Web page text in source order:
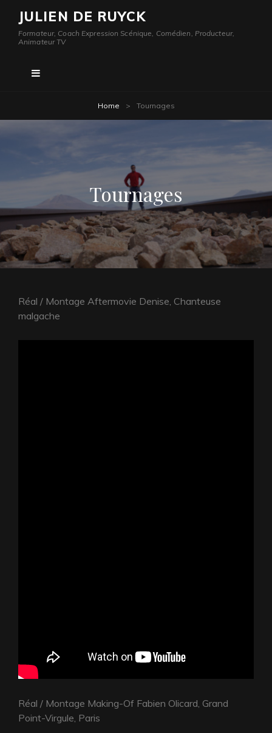
JULIEN DE RUYCK
Formateur, Coach Expression Scénique, Comédien, Producteur,
Animateur TV
Home > Tournages
Tournages
Réal / Montage Aftermovie Denise, Chanteuse
malgache
Réal / Montage Making-Of Fabien Olicard, Grand
Point-Virgule, Paris